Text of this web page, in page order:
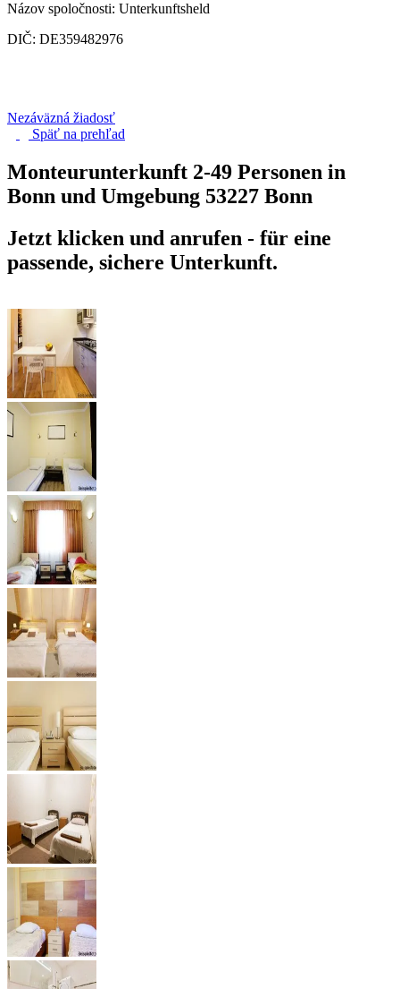
Názov spoločnosti: Unterkunftsheld
DIČ: DE359482976
Nezáväzná žiadosť
Späť na prehľad
Monteurunterkunft 2-49 Personen in
Bonn und Umgebung 53227 Bonn
Jetzt klicken und anrufen - für eine
passende, sichere Unterkunft.